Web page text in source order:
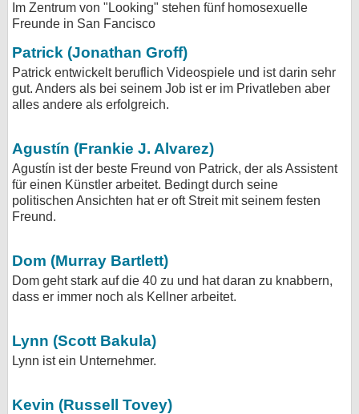
Im Zentrum von "Looking" stehen fünf homosexuelle
Freunde in San Fancisco
Patrick (Jonathan Groff)
Patrick entwickelt beruflich Videospiele und ist darin sehr
gut. Anders als bei seinem Job ist er im Privatleben aber
alles andere als erfolgreich.
Agustín (Frankie J. Alvarez)
Agustín ist der beste Freund von Patrick, der als Assistent
für einen Künstler arbeitet. Bedingt durch seine
politischen Ansichten hat er oft Streit mit seinem festen
Freund.
Dom (Murray Bartlett)
Dom geht stark auf die 40 zu und hat daran zu knabbern,
dass er immer noch als Kellner arbeitet.
Lynn (Scott Bakula)
Lynn ist ein Unternehmer.
Kevin (Russell Tovey)
Specials
Gewinnspiele
Forum
bei Facebook
Nutzungsbedingungen
Datenschutz
myFanbase